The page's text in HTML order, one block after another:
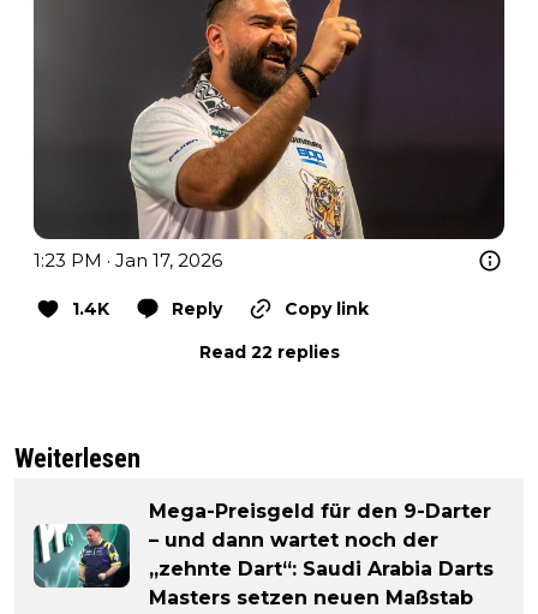
1:23 PM · Jan 17, 2026
1.4K Reply
Copy link
Read 22 replies
Weiterlesen
Mega-Preisgeld für den 9-Darter
– und dann wartet noch der
„zehnte Dart“: Saudi Arabia Darts
Masters setzen neuen Maßstab